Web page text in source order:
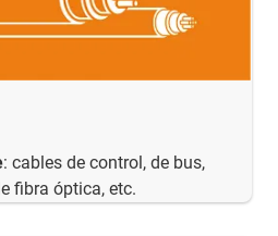
: cables de control, de bus,
fibra óptica, etc.